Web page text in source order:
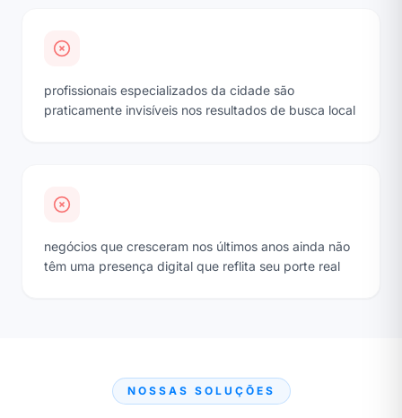
profissionais especializados da cidade são
praticamente invisíveis nos resultados de busca local
negócios que cresceram nos últimos anos ainda não
têm uma presença digital que reflita seu porte real
NOSSAS SOLUÇÕES